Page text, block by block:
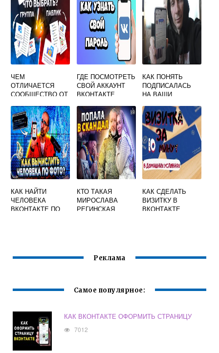
ЧЕМ
ОТЛИЧАЕТСЯ
СООБЩЕСТВО ОТ
ВКОНТАКТЕ
ГДЕ ПОСМОТРЕТЬ
СВОЙ АККАУНТ
ВКОНТАКТЕ
КАК ПОНЯТЬ
ПОДПИСАЛАСЬ
НА ВАШИ
ВКОНТАКТЕ
КАК НАЙТИ
ЧЕЛОВЕКА
ВКОНТАКТЕ ПО
КТО ТАКАЯ
МИРОСЛАВА
РЕГИНСКАЯ
КАК СДЕЛАТЬ
ВИЗИТКУ В
ВКОНТАКТЕ
Реклама
Самое популярное:
КАК ВКОНТАКТЕ ОФОРМИТЬ СТРАНИЦУ
7012